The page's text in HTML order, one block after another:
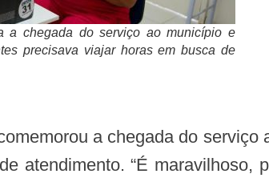
a chegada do serviço ao município e
precisava viajar horas em busca de
a chegada do
atendimento. “É